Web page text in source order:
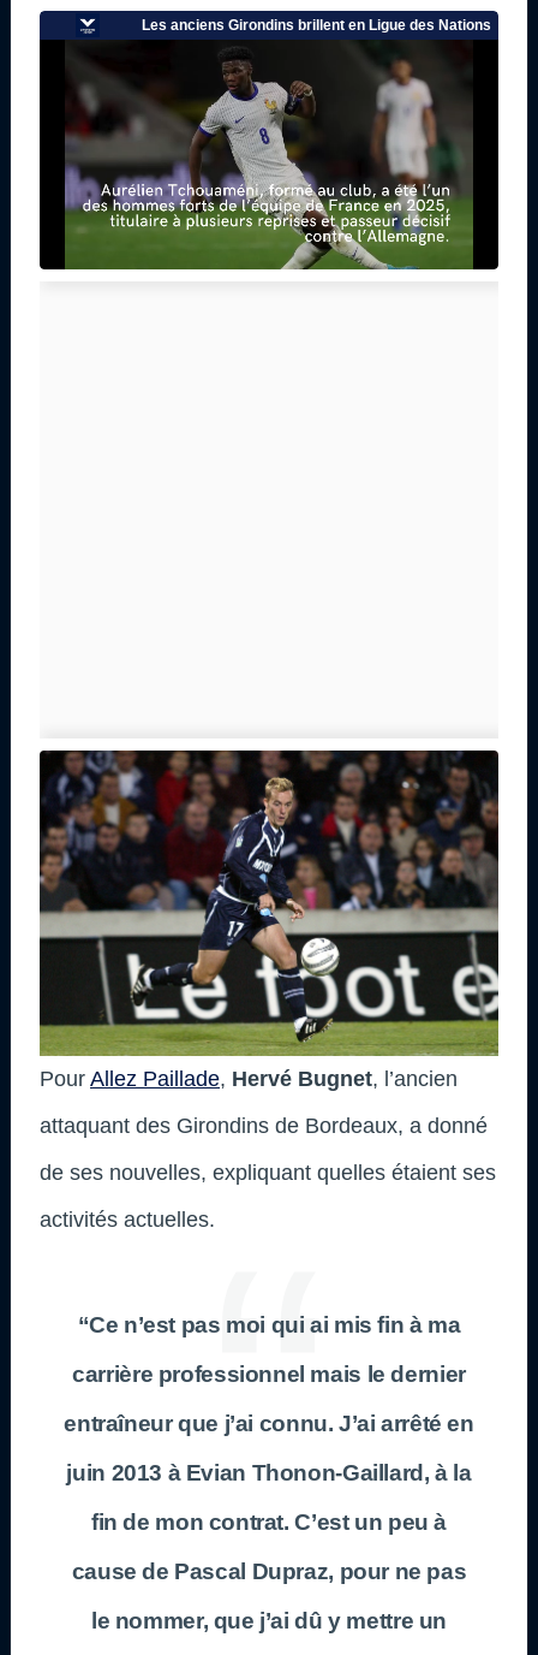
Pour Allez Paillade, Hervé Bugnet, l’ancien
attaquant des Girondins de Bordeaux, a donné
de ses nouvelles, expliquant quelles étaient ses
activités actuelles.
“Ce n’est pas moi qui ai mis fin à ma
carrière professionnel mais le dernier
entraîneur que j’ai connu. J’ai arrêté en
juin 2013 à Evian Thonon-Gaillard, à la
fin de mon contrat. C’est un peu à
cause de Pascal Dupraz, pour ne pas
le nommer, que j’ai dû y mettre un